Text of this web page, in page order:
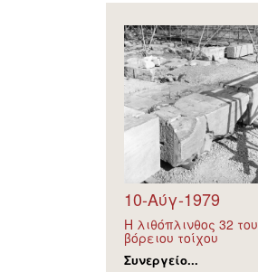
10-Αύγ-1979
Η λιθόπλινθος 32 του
βόρειου τοίχου
Συνεργείο...